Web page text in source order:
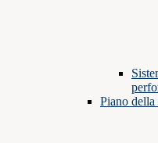
Piano della